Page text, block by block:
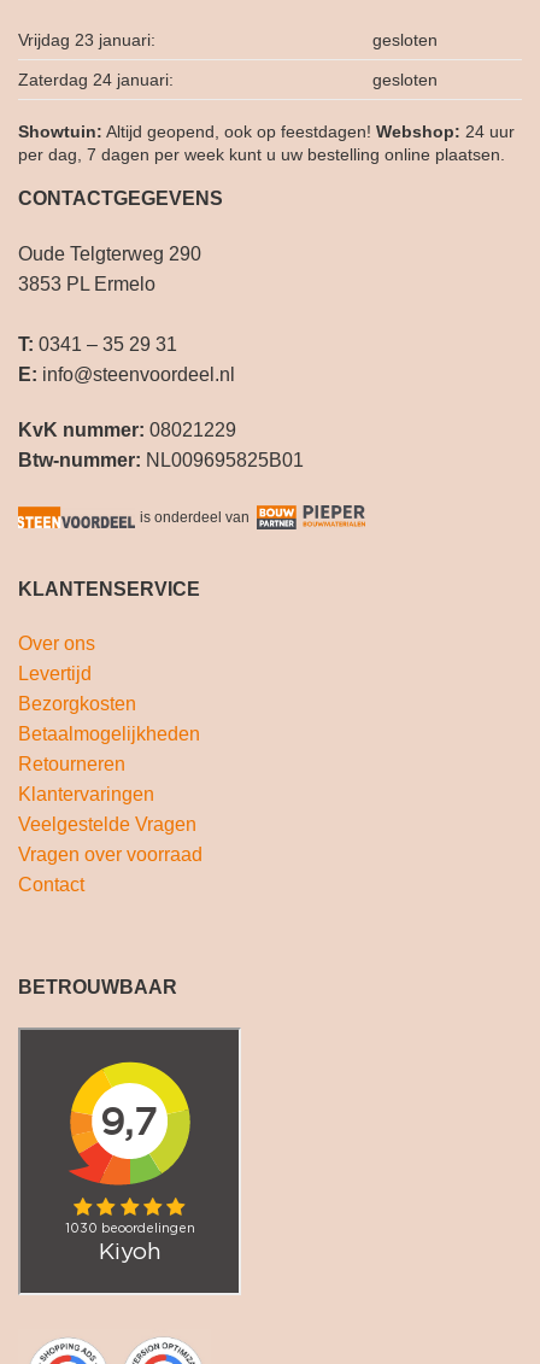
Vrijdag 23 januari: gesloten
Zaterdag 24 januari: gesloten
Showtuin: Altijd geopend, ook op feestdagen! Webshop: 24 uur
per dag, 7 dagen per week kunt u uw bestelling online plaatsen.
CONTACTGEGEVENS
Oude Telgterweg 290
3853 PL Ermelo
T: 0341 – 35 29 31
E: info@steenvoordeel.nl
KvK nummer: 08021229
Btw-nummer: NL009695825B01
is onderdeel van
KLANTENSERVICE
Over ons
Levertijd
Bezorgkosten
Betaalmogelijkheden
Retourneren
Klantervaringen
Veelgestelde Vragen
Vragen over voorraad
Contact
BETROUWBAAR